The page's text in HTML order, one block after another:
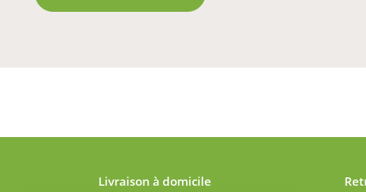
Livraison à domicile